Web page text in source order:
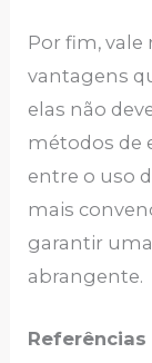
Por fim, vale
vantagens
elas não
métodos de
entre o uso
mais
garantir
abrangente.